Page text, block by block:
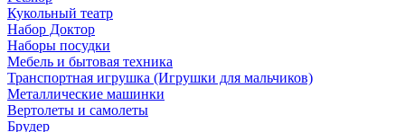
Кукольный театр
Набор Доктор
Наборы посудки
Мебель и бытовая техника
Транспортная игрушка (Игрушки для мальчиков)
Металлические машинки
Вертолеты и самолеты
Брудер